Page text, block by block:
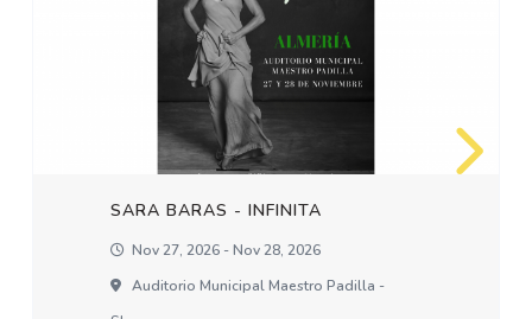
SARA BARAS - INFINITA
Nov 27, 2026 - Nov 28, 2026
Auditorio Municipal Maestro Padilla -